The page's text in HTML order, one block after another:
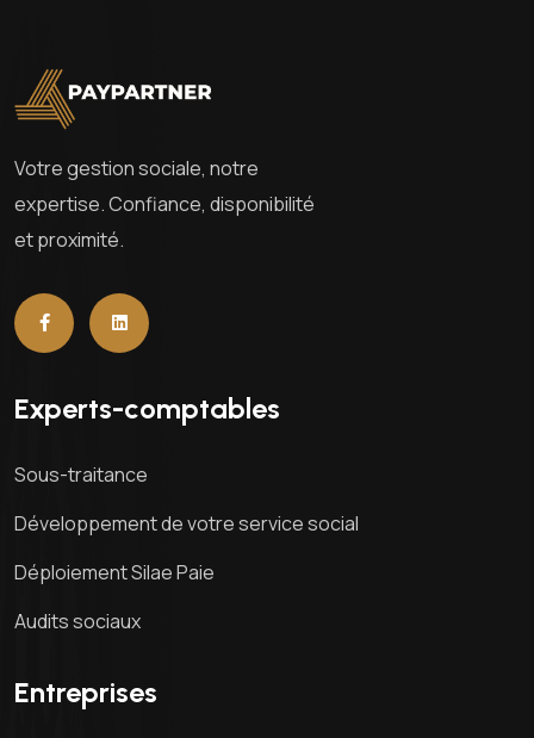
Votre gestion sociale, notre
expertise. Confiance, disponibilité
et proximité.
Experts-comptables
Sous-traitance
Développement de votre service social
Déploiement Silae Paie
Audits sociaux
Entreprises